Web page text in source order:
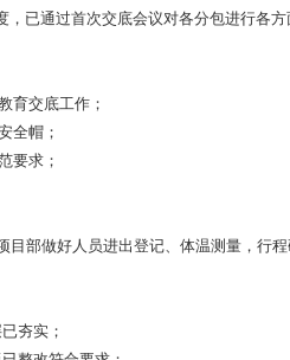
，已通过首次交底会议对各分包进行各
育交底工作；
全帽；
要求；
目部做好人员进出登记、体温测量，行
夯实；